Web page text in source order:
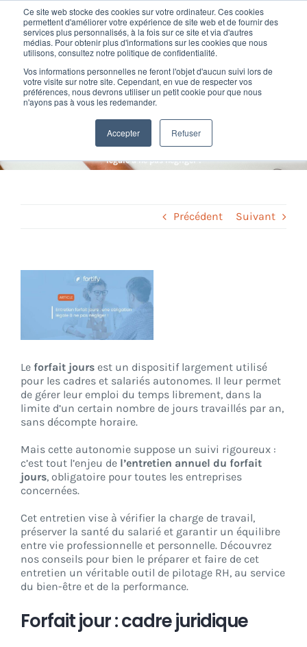
Ce site web stocke des cookies sur votre ordinateur. Ces cookies
permettent d'améliorer votre expérience de site web et de fournir des
services plus personnalisés, à la fois sur ce site et via d'autres
médias. Pour obtenir plus d'informations sur les cookies que nous
utilisons, consultez notre politique de confidentialité.
Vos informations personnelles ne feront l'objet d'aucun suivi lors de
votre visite sur notre site. Cependant, en vue de respecter vos
préférences, nous devrons utiliser un petit cookie pour que nous
n'ayons pas à vous les redemander.
Accepter Refuser
Passer
contenu
Nos offres
Formation
Nos clients
Fortify
Support
Entretien forfait jour : une
obligation légale à ne pas
négliger !
Gestion des talents»Entretien forfait jour : une obligation
légale à ne pas négliger !
Précédent Suivant
agrandie
Le forfait jours est un dispositif largement utilisé
pour les cadres et salariés autonomes. Il leur permet
de gérer leur emploi du temps librement, dans la
limite d’un certain nombre de jours travaillés par an,
sans décompte horaire.
Mais cette autonomie suppose un suivi rigoureux :
c’est tout l’enjeu de l’entretien annuel du forfait
jours, obligatoire pour toutes les entreprises
concernées.
Cet entretien vise à vérifier la charge de travail,
préserver la santé du salarié et garantir un équilibre
entre vie professionnelle et personnelle. Découvrez
nos conseils pour bien le préparer et faire de cet
entretien un véritable outil de pilotage RH, au service
du bien-être et de la performance.
Forfait jour : cadre juridique